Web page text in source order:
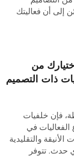
أن فعاليتك
من
ذات التصميم
فإن خلفيات
في
والتقليدية
حدث. تتوفر